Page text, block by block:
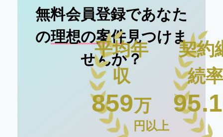
無料会員登録であなた
の理想の案件見つけま
せんか？
平均年
収
859万
円以上
契約
続
95.1